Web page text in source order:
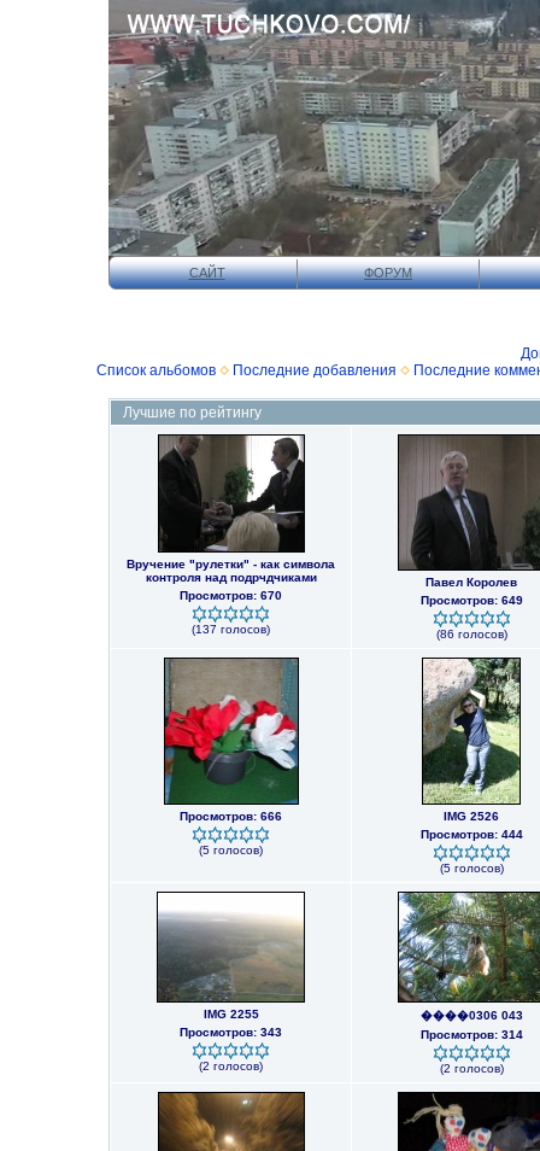
САЙТ ФОРУМ
Список альбомов
Последние добавления Последние
Лучшие по рейтингу
Вручение "рулетки" - как символа
контроля над подрчдчиками
Просмотров: 670
(137 голосов)
Павел Королев
Просмотров: 649
(86 голосов)
Просмотров: 666
(5 голосов)
IMG 2526
Просмотров: 444
(5 голосов)
IMG 2255
Просмотров: 343
(2 голосов)
����0306 043
Просмотров: 314
(2 голосов)